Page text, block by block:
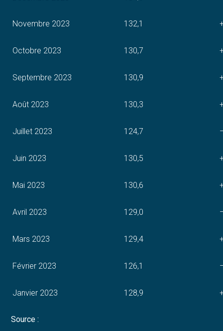
Novembre 2023 132,1
Octobre 2023 130,7
Septembre 2023 130,9
Août 2023 130,3
Juillet 2023 124,7
Juin 2023 130,5
Mai 2023 130,6
Avril 2023 129,0
Mars 2023 129,4
Février 2023 126,1
Janvier 2023 128,9
Source :